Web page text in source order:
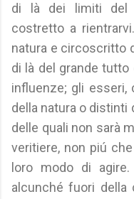
di là dei limiti del
costretto a
natura e circoscritto
di là del grande
influenze; gli esseri,
della natura o distinti
delle quali non sarà
veritiere, non piú
loro modo di
alcunché fuori della